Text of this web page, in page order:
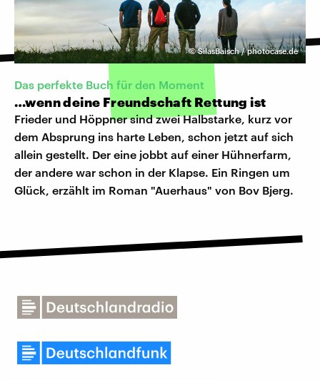
©SilasBaisch / photocase.de
Das perfekte Buch für den Moment
…wenn deine Freundschaft Rettung ist
Frieder und Höppner sind zwei Halbstarke, kurz vor
dem Absprung ins harte Leben, schon jetzt auf sich
allein gestellt. Der eine jobbt auf einer Hühnerfarm,
der andere war schon in der Klapse. Ein Ringen um
Glück, erzählt im Roman "Auerhaus" von Bov Bjerg.